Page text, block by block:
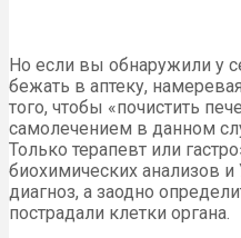
Но если вы обнаружили у
бежать в аптеку,
того, чтобы «почистить
самолечением в данном
Только терапевт или
биохимических анализов
диагноз, а заодно
пострадали клетки органа.